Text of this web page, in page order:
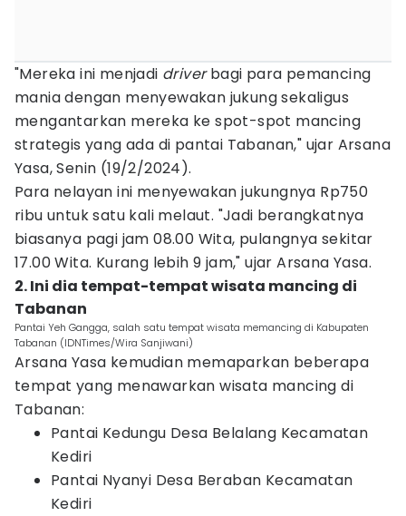
"Mereka ini menjadi driverbagi para pemancing
mania dengan menyewakan jukung sekaligus
mengantarkan mereka ke spot-spot mancing
strategis yang ada di pantai Tabanan," ujar Arsana
Yasa, Senin (19/2/2024).
Para nelayan ini menyewakan jukungnya Rp750
ribu untuk satu kali melaut. "Jadi berangkatnya
biasanya pagi jam 08.00 Wita, pulangnya sekitar
17.00 Wita. Kurang lebih 9 jam," ujar Arsana Yasa.
2. Ini dia tempat-tempat wisata mancing di
Tabanan
Pantai Yeh Gangga, salah satu tempat wisata memancing di Kabupaten
Tabanan (IDNTimes/Wira Sanjiwani)
Arsana Yasa kemudian memaparkan beberapa
tempat yang menawarkan wisata mancing di
Tabanan:
Pantai Kedungu Desa Belalang Kecamatan
Kediri
Pantai Nyanyi Desa Beraban Kecamatan
Kediri